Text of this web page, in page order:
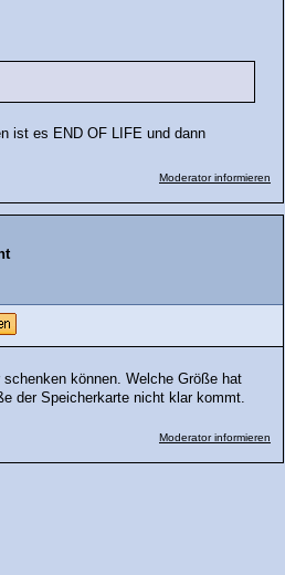
ist es END OF LIFE und dann
Moderator informieren
können. Welche Größe hat
der Speicherkarte nicht klar kommt.
Moderator informieren